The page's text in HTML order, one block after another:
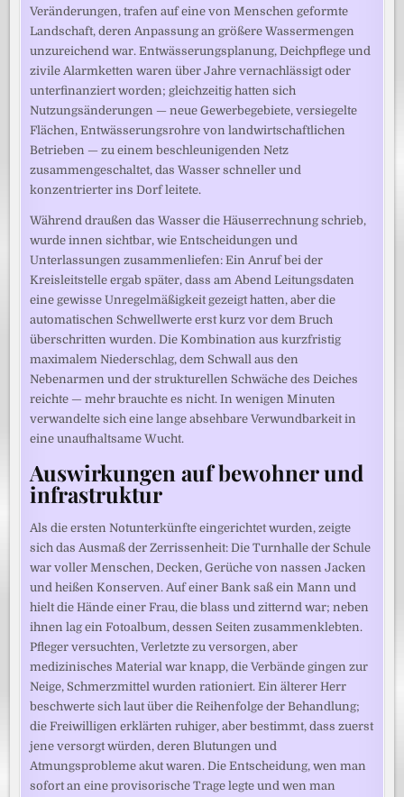
Veränderungen, trafen auf eine von Menschen geformte
Landschaft, deren Anpassung an größere Wassermengen
unzureichend war. Entwässerungsplanung, Deichpflege und
zivile Alarmketten waren über Jahre vernachlässigt oder
unterfinanziert worden; gleichzeitig hatten sich
Nutzungsänderungen — neue Gewerbegebiete, versiegelte
Flächen, Entwässerungsrohre von landwirtschaftlichen
Betrieben — zu einem beschleunigenden Netz
zusammengeschaltet, das Wasser schneller und
konzentrierter ins Dorf leitete.
Während draußen das Wasser die Häuserrechnung schrieb,
wurde innen sichtbar, wie Entscheidungen und
Unterlassungen zusammenliefen: Ein Anruf bei der
Kreisleitstelle ergab später, dass am Abend Leitungsdaten
eine gewisse Unregelmäßigkeit gezeigt hatten, aber die
automatischen Schwellwerte erst kurz vor dem Bruch
überschritten wurden. Die Kombination aus kurzfristig
maximalem Niederschlag, dem Schwall aus den
Nebenarmen und der strukturellen Schwäche des Deiches
reichte — mehr brauchte es nicht. In wenigen Minuten
verwandelte sich eine lange absehbare Verwundbarkeit in
eine unaufhaltsame Wucht.
Auswirkungen auf bewohner und
infrastruktur
Als die ersten Notunterkünfte eingerichtet wurden, zeigte
sich das Ausmaß der Zerrissenheit: Die Turnhalle der Schule
war voller Menschen, Decken, Gerüche von nassen Jacken
und heißen Konserven. Auf einer Bank saß ein Mann und
hielt die Hände einer Frau, die blass und zitternd war; neben
ihnen lag ein Fotoalbum, dessen Seiten zusammenklebten.
Pfleger versuchten, Verletzte zu versorgen, aber
medizinisches Material war knapp, die Verbände gingen zur
Neige, Schmerzmittel wurden rationiert. Ein älterer Herr
beschwerte sich laut über die Reihenfolge der Behandlung;
die Freiwilligen erklärten ruhiger, aber bestimmt, dass zuerst
jene versorgt würden, deren Blutungen und
Atmungsprobleme akut waren. Die Entscheidung, wen man
sofort an eine provisorische Trage legte und wen man